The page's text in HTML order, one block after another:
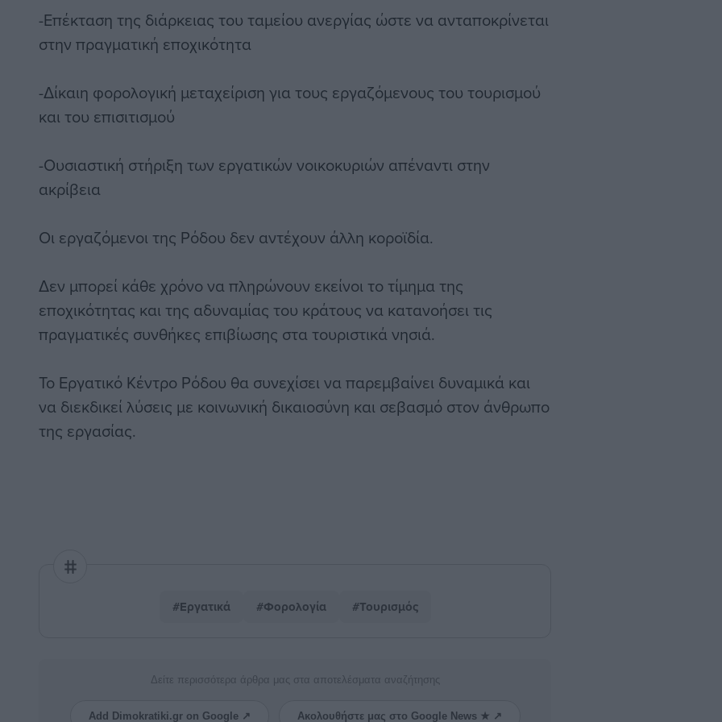
-Επέκταση της διάρκειας του ταμείου ανεργίας ώστε να ανταποκρίνεται
στην πραγματική εποχικότητα
-Δίκαιη φορολογική μεταχείριση για τους εργαζόμενους του τουρισμού
και του επισιτισμού
-Ουσιαστική στήριξη των εργατικών νοικοκυριών απέναντι στην
ακρίβεια
Οι εργαζόμενοι της Ρόδου δεν αντέχουν άλλη κοροϊδία.
Δεν μπορεί κάθε χρόνο να πληρώνουν εκείνοι το τίμημα της
εποχικότητας και της αδυναμίας του κράτους να κατανοήσει τις
πραγματικές συνθήκες επιβίωσης στα τουριστικά νησιά.
Το Εργατικό Κέντρο Ρόδου θα συνεχίσει να παρεμβαίνει δυναμικά και
να διεκδικεί λύσεις με κοινωνική δικαιοσύνη και σεβασμό στον άνθρωπο
της εργασίας.
#Εργατικά #Φορολογία #Τουρισμός
Δείτε περισσότερα άρθρα μας στα αποτελέσματα αναζήτησης
Add Dimokratiki.gr on Google ↗ Ακολουθήστε μας στο Google News ★ ↗